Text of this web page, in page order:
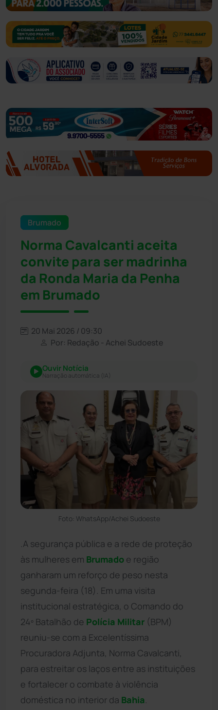
Brumado
Norma Cavalcanti aceita
convite para ser madrinha
da Ronda Maria da Penha
em Brumado
20 Mai 2026 / 09:30
Por: Redação - Achei Sudoeste
Ouvir Notícia
Narração automática (IA)
Foto: WhatsApp/Achei Sudoeste
.A segurança pública e a rede de proteção
às mulheres em Brumado e região
ganharam um reforço de peso nesta
segunda-feira (18). Em uma visita
institucional estratégica, o Comando do
24º Batalhão de Polícia Militar (BPM)
reuniu-se com a Excelentíssima
Procuradora Adjunta, Norma Cavalcanti,
para estreitar os laços entre as instituições
e fortalecer o combate à violência
doméstica no interior da Bahia